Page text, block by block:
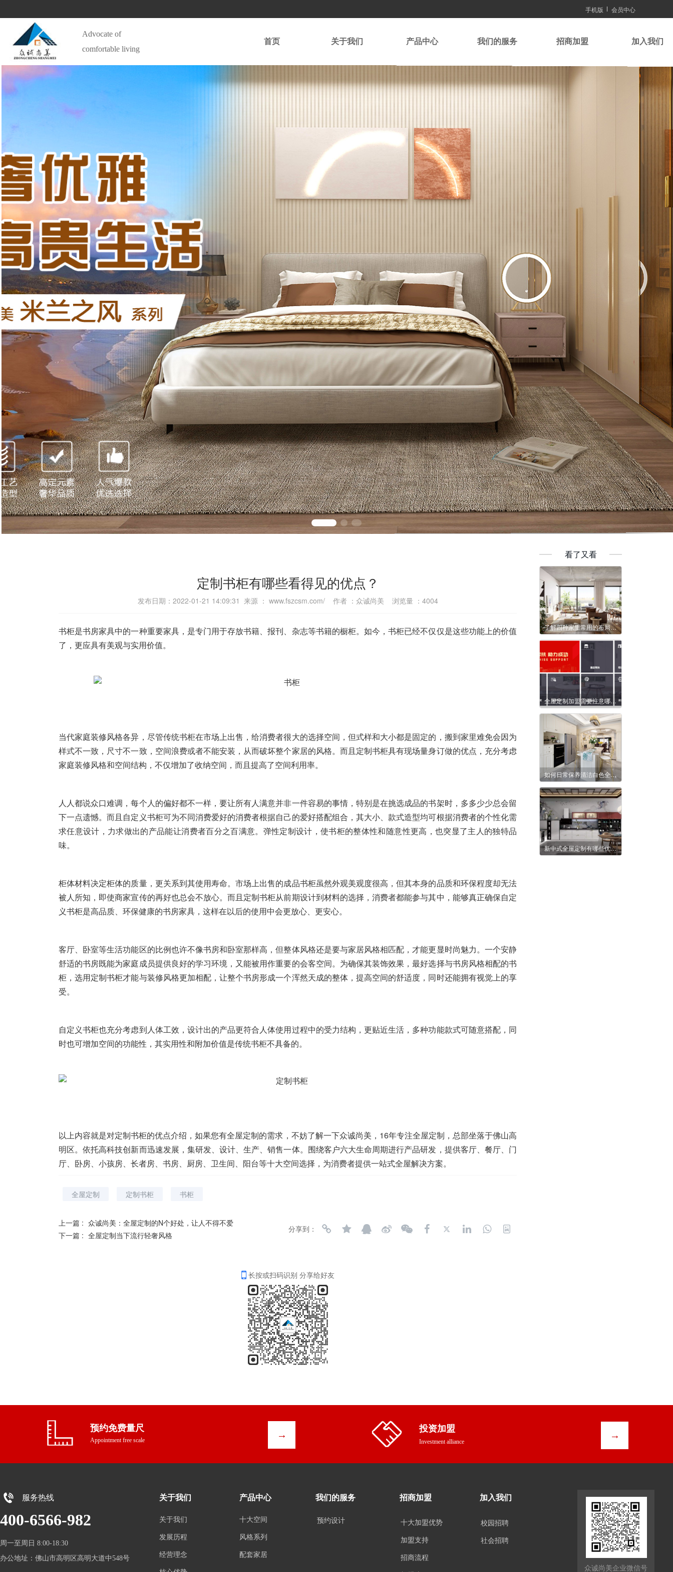
手机版 会员中心
Advocate of
comfortable living
首页 关于我们 产品中心 我们的服务 招商加盟 加入我们
定制书柜有哪些看得见的优点？
发布日期：2022-01-21 14:09:31 来源 ： www.fszcsm.com/ 作者 ：众诚尚美 浏览量 ： 4004
书柜是书房家具中的一种重要家具，是专门用于存放书籍、报刊、杂志等书籍的橱柜。如今，书柜已经不仅仅是这些功能上的价值
了，更应具有美观与实用价值。
当代家庭装修风格各异，尽管传统书柜在市场上出售，给消费者很大的选择空间，但式样和大小都是固定的，搬到家里难免会因为
样式不一致，尺寸不一致，空间浪费或者不能安装，从而破坏整个家居的风格。而且定制书柜具有现场量身订做的优点，充分考虑
家庭装修风格和空间结构，不仅增加了收纳空间，而且提高了空间利用率。
人人都说众口难调，每个人的偏好都不一样，要让所有人满意并非一件容易的事情，特别是在挑选成品的书架时，多多少少总会留
下一点遗憾。而且自定义书柜可为不同消费爱好的消费者根据自己的爱好搭配组合，其大小、款式造型均可根据消费者的个性化需
求任意设计，力求做出的产品能让消费者百分之百满意。弹性定制设计，使书柜的整体性和随意性更高，也突显了主人的独特品
味。
柜体材料决定柜体的质量，更关系到其使用寿命。市场上出售的成品书柜虽然外观美观度很高，但其本身的品质和环保程度却无法
被人所知，即使商家宣传的再好也总会不放心。而且定制书柜从前期设计到材料的选择，消费者都能参与其中，能够真正确保自定
义书柜是高品质、环保健康的书房家具，这样在以后的使用中会更放心、更安心。
客厅、卧室等生活功能区的比例也许不像书房和卧室那样高，但整体风格还是要与家居风格相匹配，才能更显时尚魅力。一个安静
舒适的书房既能为家庭成员提供良好的学习环境，又能被用作重要的会客空间。为确保其装饰效果，最好选择与书房风格相配的书
柜，选用定制书柜才能与装修风格更加相配，让整个书房形成一个浑然天成的整体，提高空间的舒适度，同时还能拥有视觉上的享
受。
自定义书柜也充分考虑到人体工效，设计出的产品更符合人体使用过程中的受力结构，更贴近生活，多种功能款式可随意搭配，同
时也可增加空间的功能性，其实用性和附加价值是传统书柜不具备的。
以上内容就是对定制书柜的优点介绍，如果您有全屋定制的需求，不妨了解一下众诚尚美，16年专注全屋定制，总部坐落于佛山高
明区。依托高科技创新而迅速发展，集研发、设计、生产、销售一体。围绕客户六大生命周期进行产品研发，提供客厅、餐厅、门
厅、卧房、小孩房、长者房、书房、厨房、卫生间、阳台等十大空间选择，为消费者提供一站式全屋解决方案。
全屋定制 定制书柜 书柜
上一篇 : 众诚尚美：全屋定制的N个好处，让人不得不爱
下一篇 : 全屋定制当下流行轻奢风格
分享到：
长按或扫码识别 分享给好友
看了又看
了解四种家里常用的布局方法
全屋定制加盟需要注意哪些地方？
如何日常保养清洁白色全木家具？
新中式全屋定制有哪些优势？
预约免费量尺
Appointment free scale →
投资加盟
Investment alliance
→
服务热线
400-6566-982
周一至周日 8:00-18:30
办公地址：佛山市高明区高明大道中548号
关于我们 产品中心 我们的服务 招商加盟 加入我们
众诚尚美企业微信号
关于我们
发展历程
经营理念
十大空间
风格系列
配套家居
预约设计 十大加盟优势
加盟支持
招商流程
校园招聘
社会招聘